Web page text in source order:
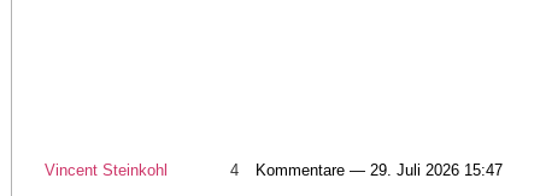
Vincent Steinkohl 4 Kommentare — 29. Juli 2026 15:47